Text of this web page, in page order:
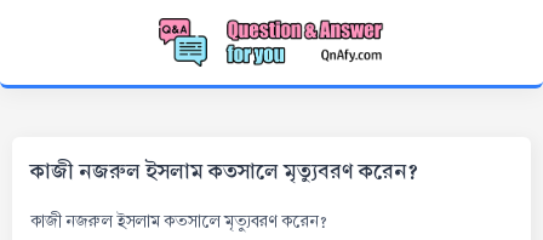
কাজী নজরুল ইসলাম কতসালে মৃত্যুবরণ করেন?
কাজী নজরুল ইসলাম কতসালে মৃত্যুবরণ করেন?